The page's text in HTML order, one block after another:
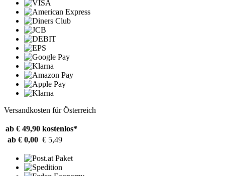
Versandkosten für Österreich
ab € 49,90 kostenlos*
ab € 0,00 € 5,49